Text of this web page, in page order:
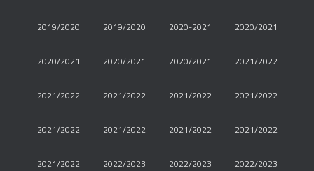
2019/2020 2019/2020 2020-2021 2020/2021
2020/2021 2020/2021 2020/2021 2021/2022
2021/2022 2021/2022 2021/2022 2021/2022
2021/2022 2021/2022 2021/2022 2021/2022
2021/2022 2022/2023 2022/2023 2022/2023